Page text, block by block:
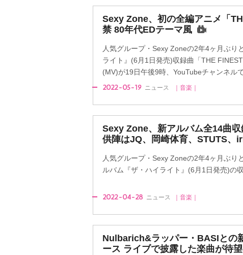
Sexy Zone、初の全編アニメ「
禁 80年代EDテーマ風
人気グループ・Sexy Zoneの2年4ヶ月ぶり
ライト』(6月1日発売)収録曲「THE
(MV)が19日午後9時、YouTubeチャンネル
2022-05-19 ニュース ｜音楽｜
Sexy Zone、新アルバム全14曲
供陣はJQ、岡崎体育、STUTS、
人気グループ・Sexy Zoneの2年4ヶ月ぶり
ルバム『ザ・ハイライト』(6月1日発売)の
2022-04-28 ニュース ｜音楽｜
Nulbarich&ラッパー・BASIとの
ース ライブで披露した楽曲が待